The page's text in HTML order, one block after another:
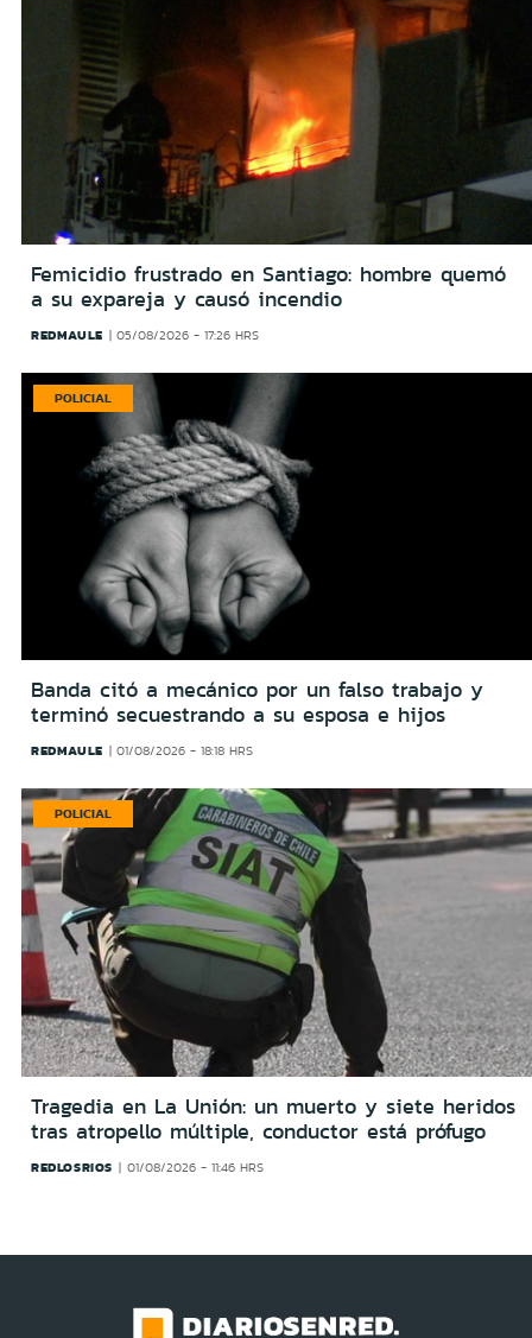
Femicidio frustrado en Santiago: hombre quemó
a su expareja y causó incendio
REDMAULE 05/08/2026 - 17:26 HRS
POLICIAL
Banda citó a mecánico por un falso trabajo y
terminó secuestrando a su esposa e hijos
REDMAULE 01/08/2026 - 18:18 HRS
POLICIAL
Tragedia en La Unión: un muerto y siete heridos
tras atropello múltiple, conductor está prófugo
REDLOSRIOS 01/08/2026 - 11:46 HRS